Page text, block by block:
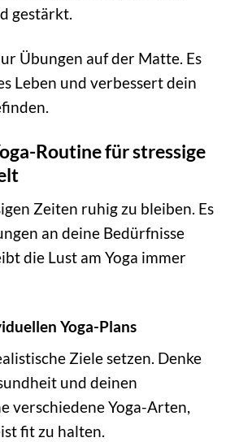
gestärkt.
Übungen auf der Matte. Es
Leben und verbessert dein
Routine für stressige
Zeiten ruhig zu bleiben. Es
an deine Bedürfnisse
die Lust am Yoga immer
Yoga-Plans
Ziele setzen. Denke
und deinen
verschiedene Yoga-Arten,
fit zu halten.